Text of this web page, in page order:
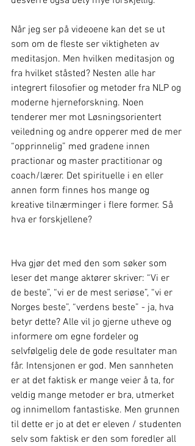
Når jeg ser på videoene kan det se ut
som om de fleste ser viktigheten av
meditasjon. Men hvilken meditasjon og
fra hvilket ståsted? Nesten alle har
integrert filosofier og metoder fra NLP og
moderne hjerneforskning. Noen
tenderer mer mot Løsningsorientert
veiledning og andre opperer med de mer
“opprinnelig” med gradene innen
practionar og master practitionar og
coach/lærer. Det spirituelle i en eller
annen form finnes hos mange og
kreative tilnærminger i flere former. Så
hva er forskjellene?
Hva gjør det med den som søker som
leser det mange aktører skriver: “Vi er
de beste”, “vi er de mest seriøse”, “vi er
Norges beste”, “verdens beste” - ja, hva
betyr dette? Alle vil jo gjerne utheve og
informere om egne fordeler og
selvfølgelig dele de gode resultater man
får. Intensjonen er god. Men sannheten
er at det faktisk er mange veier å ta, for
veldig mange metoder er bra, utmerket
og innimellom fantastiske. Men grunnen
til dette er jo at det er eleven / studenten
selv som faktisk er den som foredler all